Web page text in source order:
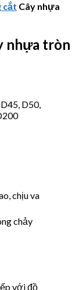
cắt Cây nhựa
nhựa tròn
D50,
chịu va
chảy
với đồ